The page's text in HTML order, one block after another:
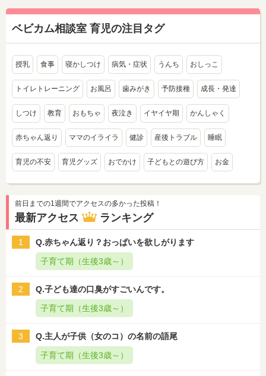
ベビカム相談室 育児の注目タグ
授乳 食事 寝かしつけ 病気・症状 うんち おしっこ
トイレトレーニング お風呂 歯みがき 予防接種 成長・発達
しつけ 教育 おもちゃ 夜泣き イヤイヤ期 かんしゃく
赤ちゃん返り ママのイライラ 健診 産後トラブル 睡眠
育児の不安 育児グッズ おでかけ 子どもとの遊び方 お金
前日までの1週間でアクセスの多かった投稿！
最新アクセス ランキング
1
Q.赤ちゃん返り？おっぱいを欲しがります
子育て期（生後3歳～）
2
Q.子ども達の口臭がすごいんです。
子育て期（生後3歳～）
3
Q.主人が子供（女のコ）の名前の語尾
子育て期（生後3歳～）